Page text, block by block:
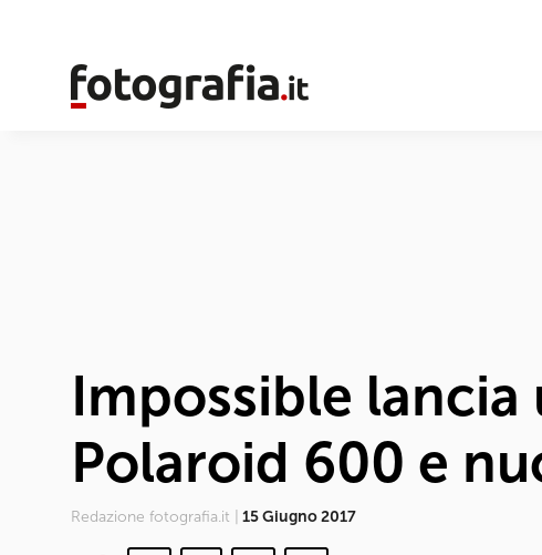
Impossible lancia
Polaroid 600 e
Redazione fotografia.it | 15 Giugno 2017